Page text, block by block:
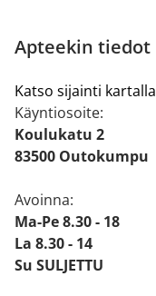
Apteekin tiedot
Katso sijainti kartalla
Käyntiosoite:
Koulukatu 2
83500 Outokumpu
Avoinna:
Ma-Pe 8.30 - 18
La 8.30 - 14
Su SULJETTU